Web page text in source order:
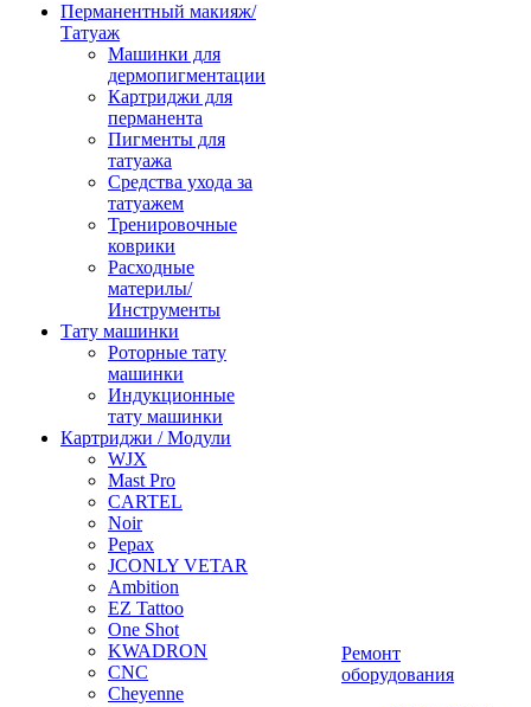
Перманентный макияж/
Татуаж
Машинки для
дермопигментации
Картриджи для
перманента
Пигменты для
татуажа
Средства ухода за
татуажем
Тренировочные
коврики
Расходные
материлы/
Инструменты
Тату машинки
Роторные тату
машинки
Индукционные
тату машинки
Картриджи / Модули
WJX
Mast Pro
CARTEL
Noir
Pepax
JCONLY VETAR
Ambition
EZ Tattoo
One Shot
KWADRON
CNC
Cheyenne
Ремонт
оборудования